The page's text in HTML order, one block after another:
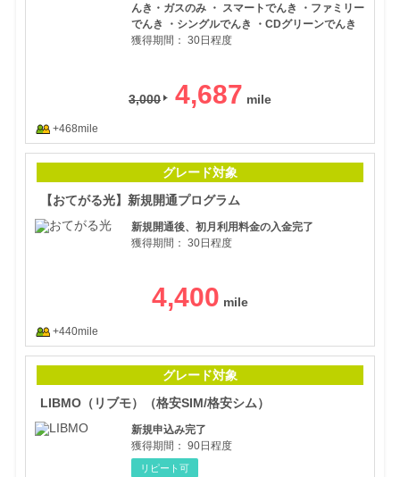
んき・ガスのみ ・ スマートでんき ・ファミリー
でんき ・シングルでんき ・CDグリーンでんき
獲得期間： 30日程度
3,000 4,687
+468mile
グレード対象
【おてがる光】新規開通プログラム
新規開通後、初月利用料金の入金完了
獲得期間： 30日程度
4,400
+440mile
グレード対象
LIBMO（リブモ）（格安SIM/格安シム）
新規申込み完了
獲得期間： 90日程度
リピート可